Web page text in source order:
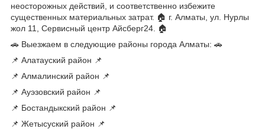
неосторожных действий, и соответственно избежите
существенных материальных затрат. 🏠 г. Алматы, ул. Нурлы
жол 11, Сервисный центр Айсберг24. 🏠
🚗 Выезжаем в следующие районы города Алматы: 🚗
📌 Алатауский район 📌
📌 Алмалинский район 📌
📌 Ауэзовский район 📌
📌 Бостандыкский район 📌
📌 Жетысуский район 📌